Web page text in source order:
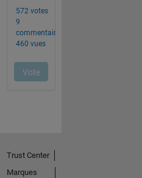
Trust Center
Marques